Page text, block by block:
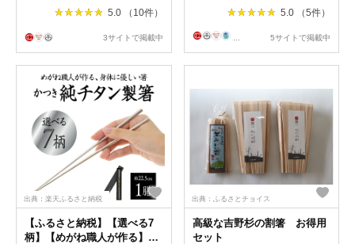
5.0 （10件）
3サイトで掲載中
5.0 （5件）
5サイトで掲載中
出典：楽天ふるさと納税
【ふるさと納税】【選べる7
柄】【めがね職人が作る】チ
出典：ふるさとチョイス
高級な吉野杉の割箸 お得用
セット